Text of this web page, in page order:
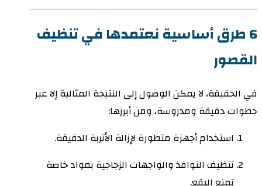
6 طرق أساسية نعتمدها في تنظيف
القصور
في الحقيقة، لا يمكن الوصول إلى النتيجة المثالية إلا عبر
خطوات دقيقة ومدروسة، ومن أبرزها:
استخدام أجهزة متطورة لإزالة الأتربة الدقيقة.
تنظيف النوافذ والواجهات الزجاجية بمواد خاصة
تمنع البقع.